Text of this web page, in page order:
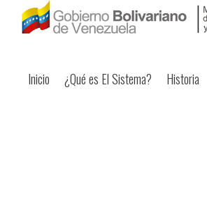
Inicio ¿Qué es El Sistema? Historia